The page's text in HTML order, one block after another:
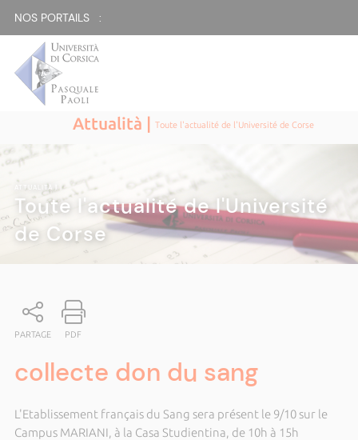
NOS PORTAILS :
Attualità |Toute l'actualité de l'Université de Corse
ATTUALITÀ|
Toute l'actualité de l'Université
de Corse
PARTAGE PDF
collecte don du sang
L'Etablissement français du Sang sera présent le 9/10 sur le
Campus MARIANI, à la Casa Studientina, de 10h à 15h